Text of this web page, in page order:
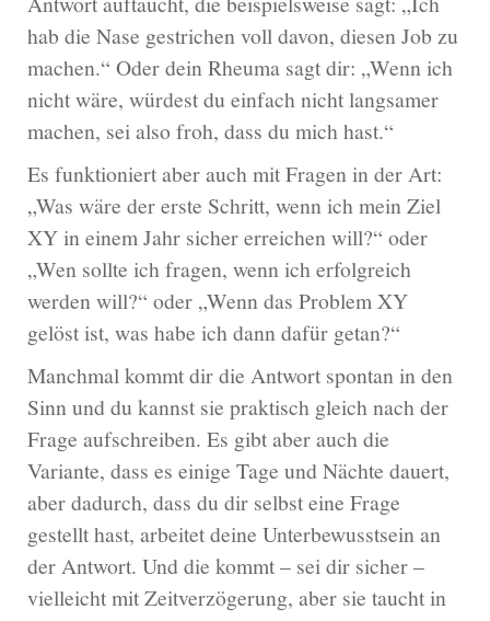
hab die Nase gestrichen voll davon, diesen Job zu
machen.“ Oder dein Rheuma sagt dir: „Wenn ich
nicht wäre, würdest du einfach nicht langsamer
machen, sei also froh, dass du mich hast.“
Es funktioniert aber auch mit Fragen in der Art:
„Was wäre der erste Schritt, wenn ich mein Ziel
XY in einem Jahr sicher erreichen will?“ oder
„Wen sollte ich fragen, wenn ich erfolgreich
werden will?“ oder „Wenn das Problem XY
gelöst ist, was habe ich dann dafür getan?“
Manchmal kommt dir die Antwort spontan in den
Sinn und du kannst sie praktisch gleich nach der
Frage aufschreiben. Es gibt aber auch die
Variante, dass es einige Tage und Nächte dauert,
aber dadurch, dass du dir selbst eine Frage
gestellt hast, arbeitet deine Unterbewusstsein an
der Antwort. Und die kommt – sei dir sicher –
vielleicht mit Zeitverzögerung, aber sie taucht in